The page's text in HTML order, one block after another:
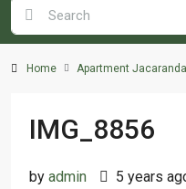
Home Apartment
IMG_8856
by admin 5 years